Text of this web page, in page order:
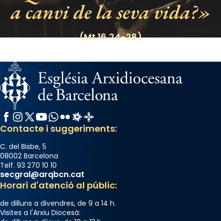
Regnes castellans i més tard de tota
Espanya.
El seu sepulcre a Compostela fou un gran
el món cristià, després de Roma i terra
Santa.
«A Raïms de Sant Jaume, raïms aigualits;
raïms de setembre te'n llepes els dits»,
segons una dita popular.
Photo
View on Facebook
a canvi de la seva vida?
(Mt 16,24-28)
Facebook
Instagram
X / Twitter
YouTube
WhatsApp
FlickrRadio Estel
Catalunya Cristiana
Contacte i suggeriments:
C. del Bisbe, 5
08002 Barcelona
Telf. 93 270 10 10
secgral@arqbcn.cat
Horari d'atenció al públic:
de dilluns a divendres, de 9 a 14 h.
Visites a l'Arxiu Diocesà: